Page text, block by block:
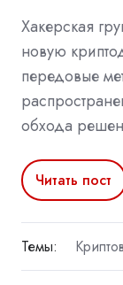
Хакерская
новую
передовые
обхода
Читать пост
Темы: